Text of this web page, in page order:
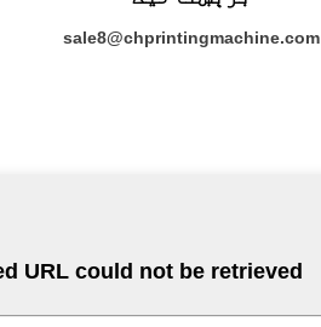
sale8@chprintingmachine.com